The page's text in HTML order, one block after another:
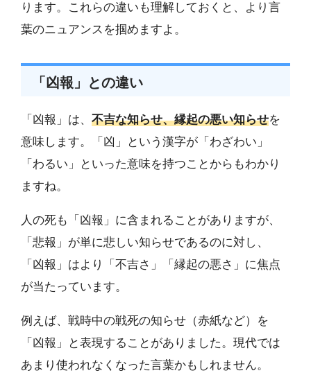
ります。これらの違いも理解しておくと、より言
葉のニュアンスを掴めますよ。
「凶報」との違い
「凶報」は、 不吉な知らせ、縁起の悪い知らせを
意味します。「凶」という漢字が「わざわい」
「わるい」といった意味を持つことからもわかり
ますね。
人の死も「凶報」に含まれることがありますが、
「悲報」が単に悲しい知らせであるのに対し、
「凶報」はより「不吉さ」「縁起の悪さ」に焦点
が当たっています。
例えば、戦時中の戦死の知らせ（赤紙など）を
「凶報」と表現することがありました。現代では
あまり使われなくなった言葉かもしれません。